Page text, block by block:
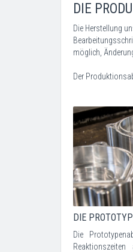
DIE
Die Herstellung
möglich,
Der
DIE
Die